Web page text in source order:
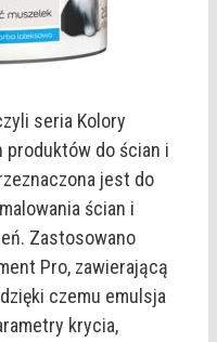
seria Kolory
produktów do ścian i
jest do
ścian i
Zastosowano
Pro, zawierającą
czemu emulsja
krycia,